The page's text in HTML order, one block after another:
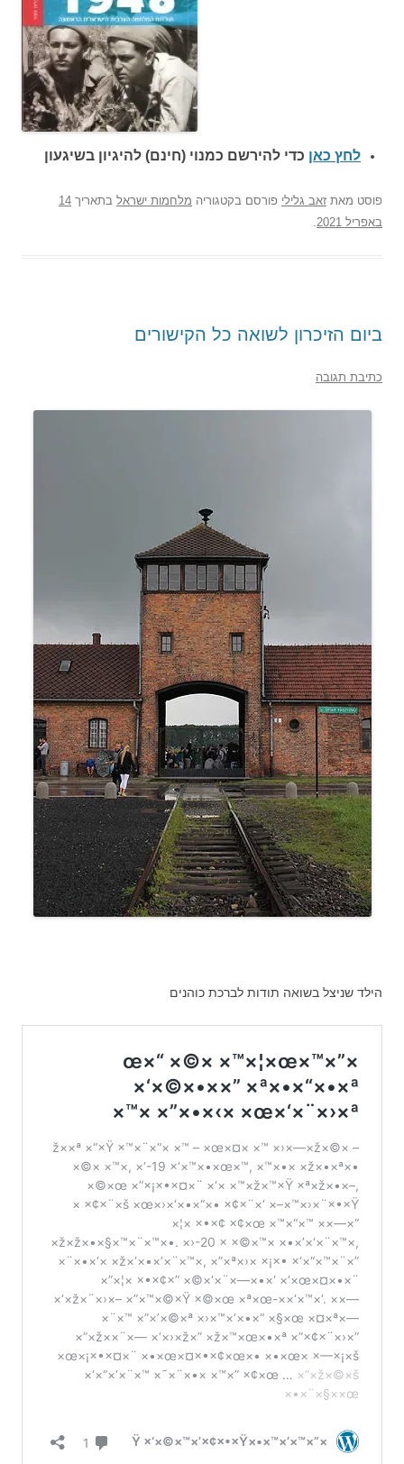
לחץ כאן כדי להירשם כמנוי (חינם) להיגיון בשיגעון
פוסט מאת זאב גלילי פורסם בקטגוריה מלחמות ישראל בתאריך 14
באפריל 2021
.
ביום הזיכרון לשואה כל הקישורים
כתיבת תגובה
הילד שניצל בשואה תודות לברכת כוהנים